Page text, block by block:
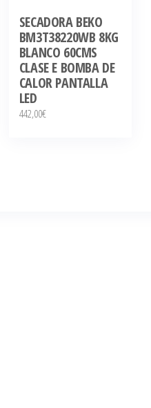
SECADORA BEKO
BM3T38220WB 8KG
BLANCO 60CMS
CLASE E BOMBA DE
CALOR PANTALLA
LED
442,00€